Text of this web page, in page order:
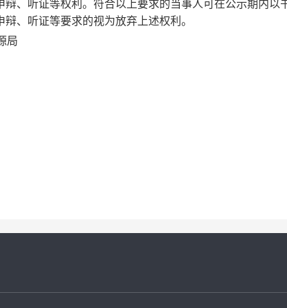
、听证等权利。符合以上要求的当事人可在公示期内以
、听证等要求的视为放弃上述权利。
局